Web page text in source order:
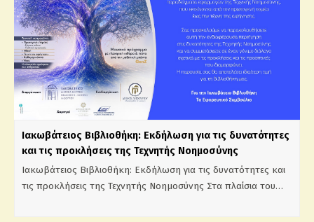
Ιακωβάτειος Βιβλιοθήκη: Εκδήλωση για τις δυνατότητες
και τις προκλήσεις της Τεχνητής Νοημοσύνης
Ιακωβάτειος Βιβλιοθήκη: Εκδήλωση για τις δυνατότητες και
τις προκλήσεις της Τεχνητής Νοημοσύνης Στα πλαίσια του…